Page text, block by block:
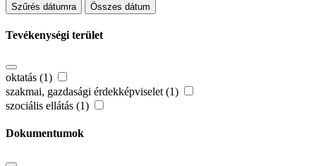
Szűrés dátumra Összes dátum
Tevékenységi terület
oktatás (1)
szakmai, gazdasági érdekképviselet (1)
szociális ellátás (1)
Dokumentumok